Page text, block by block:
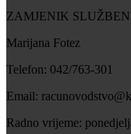
ZAMJENIK
Marijana Fotez
Telefon: 042/763-301
Email:
Radno vrijeme: